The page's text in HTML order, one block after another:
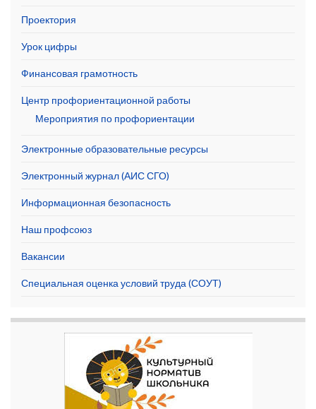
Проектория
Урок цифры
Финансовая грамотность
Центр профориентационной работы
Мероприятия по профориентации
Электронные образовательные ресурсы
Электронный журнал (АИС СГО)
Информационная безопасность
Наш профсоюз
Вакансии
Специальная оценка условий труда (СОУТ)